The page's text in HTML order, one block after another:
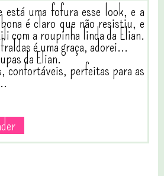
está uma fofura esse look, e a
é claro que não resistiu, e
com a roupinha linda da Elian.
é uma graça, adorei...
da Elian.
confortáveis, perfeitas para as